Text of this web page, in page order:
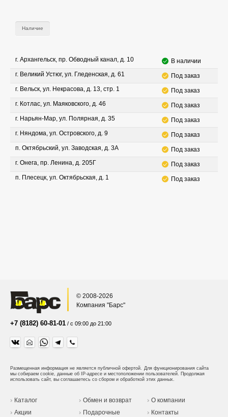
Наличие
г. Архангельск, пр. Обводный канал, д. 10
В наличии
г. Великий Устюг, ул. Гледенская, д. 61
Под заказ
г. Вельск, ул. Некрасова, д. 13, стр. 1
Под заказ
г. Котлас, ул. Маяковского, д. 46
Под заказ
г. Нарьян-Мар, ул. Полярная, д. 35
Под заказ
г. Няндома, ул. Островского, д. 9
Под заказ
п. Октябрьский, ул. Заводская, д. 3А
Под заказ
г. Онега, пр. Ленина, д. 205Г
Под заказ
п. Плесецк, ул. Октябрьская, д. 1
Под заказ
© 2008-2026
Компания "Барс"
+7 (8182) 60-81-01 / с 09:00 до 21:00
Размещенная информация не является публичной офертой. Для функционирования сайта
мы собираем cookie, данные об IP-адресе и местоположении пользователей. Продолжая
использовать сайт, вы соглашаетесь со сбором и обработкой этих данных.
Каталог
Акции
Обмен и возврат
Подарочные
О компании
Контакты